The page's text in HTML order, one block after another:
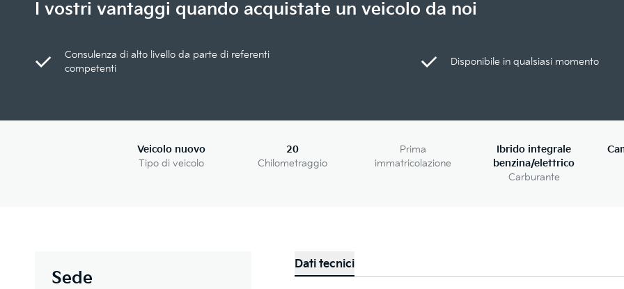
I vostri vantaggi quando acquistate un veicolo da noi
Consulenza di alto livello da parte di referenti
competenti
Disponibile in qualsiasi momento
Veicolo nuovo
Tipo di veicolo
20
Chilometraggio
Prima
immatricolazione
Ibrido integrale
benzina/elettrico
Carburante
Dati tecnici
Sede